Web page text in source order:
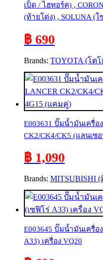
เป็ด / ไฮทอร์ค) ,
(ท้ายโด่ง) , SOLUNA (โ
฿ 690
Brands: TOYOTA (โต
E003631 ปั๊มน้ำมันเครื่อ
CK2/CK4/CK5 (แลนเซ
฿ 1,090
Brands: MITSUBISHI
E003645 ปั๊มน้ำมันเครื่อ
A33) เครื่อง VQ20